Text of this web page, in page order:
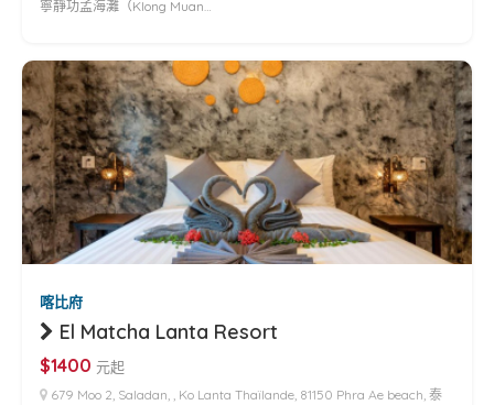
寧靜功孟海灘（Klong Muan…
喀比府
El Matcha Lanta Resort
$1400 元起
679 Moo 2, Saladan, , Ko Lanta Thaïlande, 81150 Phra Ae beach, 泰